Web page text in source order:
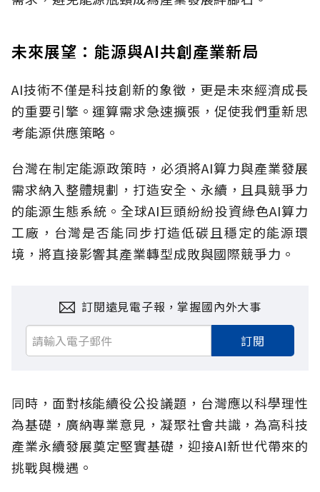
未來展望：能源與AI共創產業新局
AI技術不僅是科技創新的象徵，更是未來經濟成長
的重要引擎。運算需求急速擴張，促使我們重新思
考能源供應策略。
台灣在制定能源政策時，必須將AI算力與產業發展
需求納入整體規劃，打造安全、永續，且具競爭力
的能源生態系統。全球AI巨頭紛紛投資綠色AI算力
工廠，台灣是否能同步打造低碳且穩定的能源環
境，將直接影響其產業轉型成敗與國際競爭力。
訂閱遠見電子報，掌握國內外大事
訂閱
同時，面對核能續役公投議題，台灣應以科學理性
為基礎，廣納專業意見，凝聚社會共識，為高科技
產業永續發展奠定堅實基礎，迎接AI新世代帶來的
挑戰與機遇。